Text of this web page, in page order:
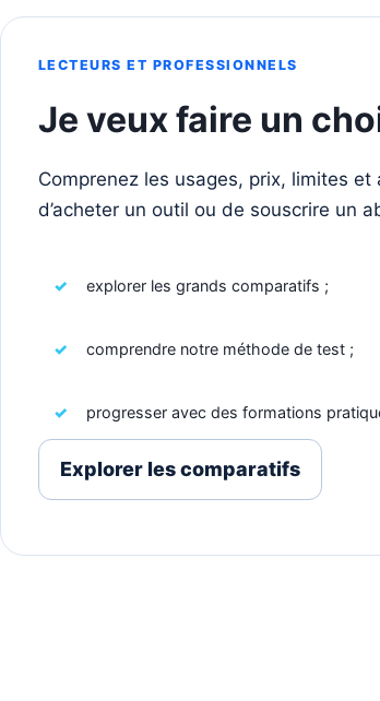
LECTEURS ET PROFESSIONNELS
Je veux faire un
Comprenez les usages, prix, limites
d’acheter un outil ou de souscrire un
explorer les grands comparatifs ;
comprendre notre méthode de test ;
progresser avec des formations
Explorer les comparatifs